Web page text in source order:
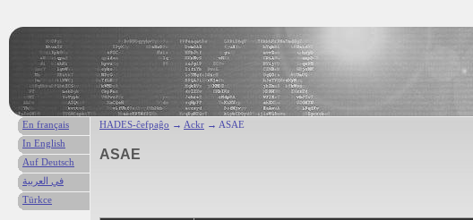
HADES-ĉefpaĝo → Ackr → ASAE
ASAE
En français
In English
Auf Deutsch
في العربية
Türkce